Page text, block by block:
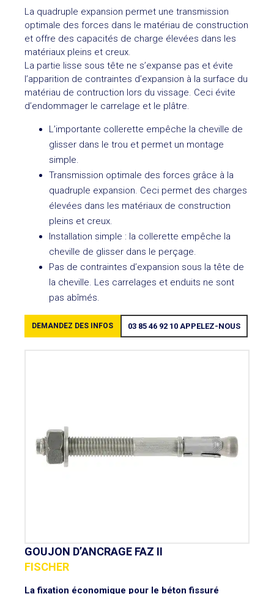
La quadruple expansion permet une transmission
optimale des forces dans le matériau de construction
et offre des capacités de charge élevées dans les
matériaux pleins et creux.
La partie lisse sous tête ne s’expanse pas et évite
l’apparition de contraintes d’expansion à la surface du
matériau de contruction lors du vissage. Ceci évite
d’endommager le carrelage et le plâtre.
L’importante collerette empêche la cheville de
glisser dans le trou et permet un montage
simple.
Transmission optimale des forces grâce à la
quadruple expansion. Ceci permet des charges
élevées dans les matériaux de construction
pleins et creux.
Installation simple : la collerette empêche la
cheville de glisser dans le perçage.
Pas de contraintes d’expansion sous la tête de
la cheville. Les carrelages et enduits ne sont
pas abîmés.
DEMANDEZ DES INFOS 03 85 46 92 10 APPELEZ-NOUS
GOUJON D’ANCRAGE FAZ II
FISCHER
La fixation économique pour le béton fissuré